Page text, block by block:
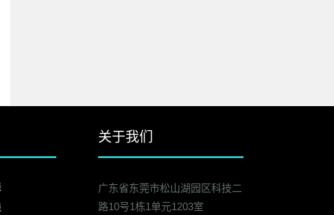
关于我们
广东省东莞市松山湖园区科技二
路10号1栋1单元1203室